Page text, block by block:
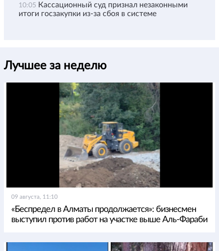
10:05 Кассационный суд признал незаконными
итоги госзакупки из-за сбоя в системе
Лучшее за неделю
09 августа, 11:10
«Беспредел в Алматы продолжается»: бизнесмен
выступил против работ на участке выше Аль-Фараби